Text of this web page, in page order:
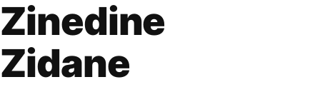
Zinedine
Zidane